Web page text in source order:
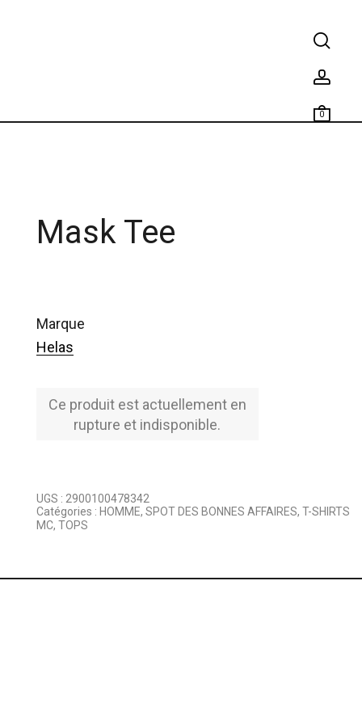
0
Mask Tee
marque
Helas
Ce produit est actuellement en
rupture et indisponible.
UGS : 2900100478342
Catégories : HOMME, SPOT DES BONNES AFFAIRES, T-SHIRTS
MC, TOPS